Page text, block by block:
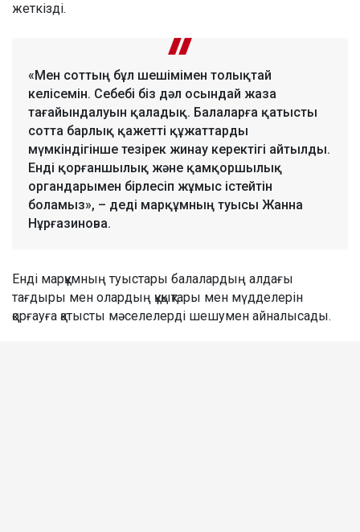
жеткізді.
«Мен соттың бұл шешімімен толықтай
келісемін. Себебі біз дәл осындай жаза
тағайындалуын қаладық. Балаларға қатысты
сотта барлық қажетті құжаттарды
мүмкіндігінше тезірек жинау керектігі айтылды.
Енді қорғаншылық және қамқоршылық
органдарымен бірлесіп жұмыс істейтін
боламыз», – деді марқұмның туысы Жанна
Нұрғазинова.
Енді марқұмның туыстары балалардың алдағы
тағдыры мен олардың құқықтары мен мүдделерін
қорғауға қатысты мәселелерді шешумен айналысады.